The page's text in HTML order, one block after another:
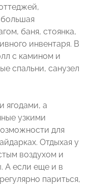
баня, стоянка,
инвентаря. В
с камином и
спальни, санузел
ягодами, а
узкими
для
Отдыхая у
воздухом и
А если еще и в
париться,